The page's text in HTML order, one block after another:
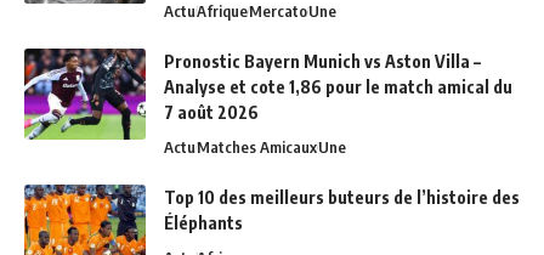
ActuAfriqueMercatoUne
Pronostic Bayern Munich vs Aston Villa –
Analyse et cote 1,86 pour le match amical du
7 août 2026
ActuMatches AmicauxUne
Top 10 des meilleurs buteurs de l’histoire des
Éléphants